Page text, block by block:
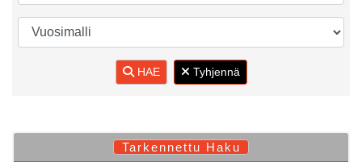
HAE Tyhjennä
Tarkennettu Haku